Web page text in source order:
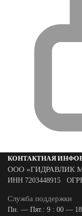
КОНТАКТНАЯ
ООО «ГИДРАВЛИК
ИНН 7203448915 ОГРН
Служба поддержки
Пн. — Пят.: 9 : 00 —